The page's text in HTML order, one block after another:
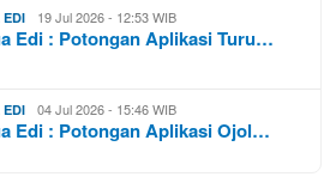
19 Jul 2026 - 12:53 WIB
Edi : Potongan Aplikasi Turu…
04 Jul 2026 - 15:46 WIB
Edi : Potongan Aplikasi Ojol…